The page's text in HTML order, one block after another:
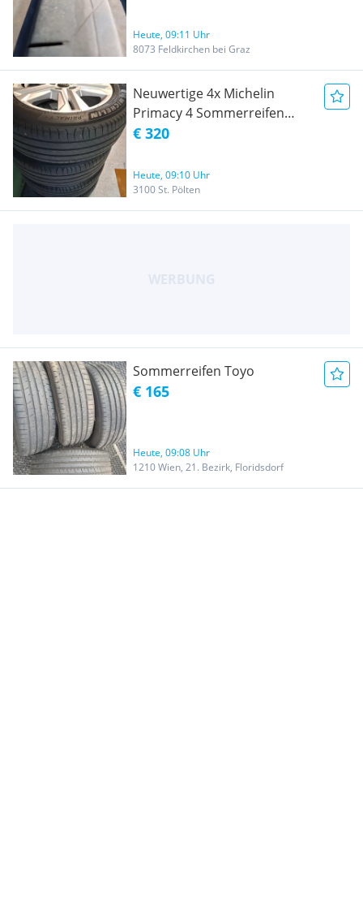
Heute, 09:11 Uhr
8073 Feldkirchen bei Graz
Neuwertige 4x Michelin
Primacy 4 Sommerreifen
215/55 R17
€ 320
Heute, 09:10 Uhr
3100 St. Pölten
Sommerreifen Toyo
€ 165
Heute, 09:08 Uhr
1210 Wien, 21. Bezirk, Floridsdorf